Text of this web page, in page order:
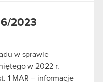
2023
w sprawie
w 2022 r.
1 MAR – informacje